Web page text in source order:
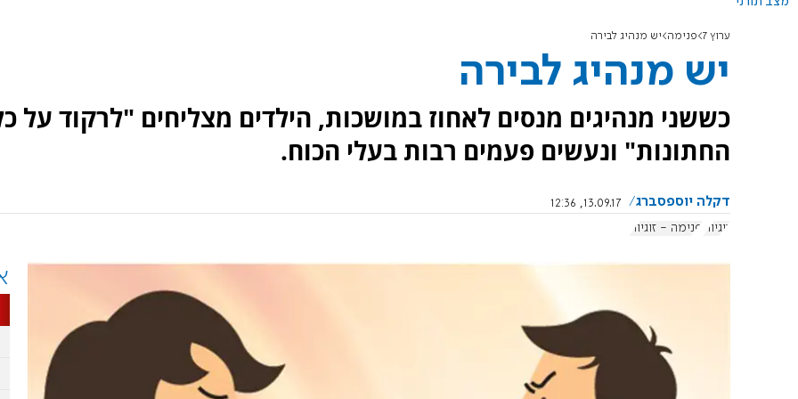
ערוץ 7 פנימה יש מנהיג לבירה
יש מנהיג לבירה
כששני מנהיגים מנסים לאחוז במושכות, הילדים מצליחים "לרקוד על
החתונות" ונעשים פעמים רבות בעלי הכוח.
דקלה יוספסברג
13.09.17, 12:36
זוגיות
פנימה - זוגיות